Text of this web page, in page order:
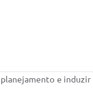
e